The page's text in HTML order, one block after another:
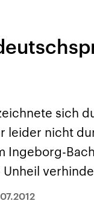
Der Iran – seit der
Islamischen
1979 auch
Republik Iran – ist
von einem
Religionsführer
regierter Staat im
Osten. Eine
ist fest in der
sich
leider nicht
Ingeborg-